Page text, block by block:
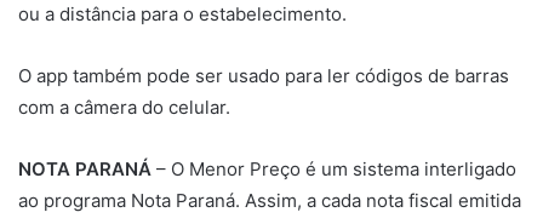
ou a distância para o estabelecimento.
O app também pode ser usado para ler códigos de barras
com a câmera do celular.
NOTA PARANÁ – O Menor Preço é um sistema interligado
ao programa Nota Paraná. Assim, a cada nota fiscal emitida